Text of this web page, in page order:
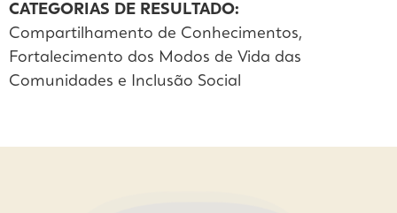
CATEGORIAS DE RESULTADO:
Compartilhamento de Conhecimentos,
Fortalecimento dos Modos de Vida das
Comunidades e Inclusão Social